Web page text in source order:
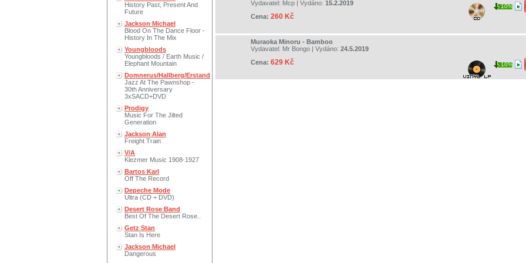
History Past, Present And
Future
Jackson Michael
Blood On The Dance Floor -
History In The Mix
Youngbloods
Youngbloods / Earth Music /
Elephant Mountain
Domnerus/Hallberg/Erstand
Jazz At The Pawnshop -
30th Anniversary
3xSACD+DVD
Prodigy
Music For The Jilted
Generation
Jackson Alan
Freight Train
V/A
Klezmer Music 1908-1927
Bartos Karl
Off The Record
Depeche Mode
Ultra (CD + DVD)
Desert Rose Band
Best Of The Desert Rose..
Getz Stan
Stan Is Here
Jackson Michael
Dangerous
Vydavatel: Mcp | Vydáno: 15.2.2019
Cena: 260 Kč
10%
Muraoka Minoru - Bamboo
Vydavatel: Mr Bongo | Vydáno: 24.5.2019
Cena: 629 Kč 10%